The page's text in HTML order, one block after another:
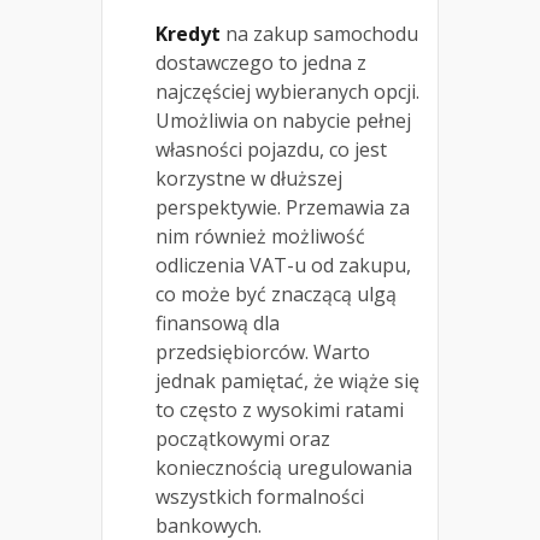
Kredyt na zakup samochodu
dostawczego to jedna z
najczęściej wybieranych opcji.
Umożliwia on nabycie pełnej
własności pojazdu, co jest
korzystne w dłuższej
perspektywie. Przemawia za
nim również możliwość
odliczenia VAT-u od zakupu,
co może być znaczącą ulgą
finansową dla
przedsiębiorców. Warto
jednak pamiętać, że wiąże się
to często z wysokimi ratami
początkowymi oraz
koniecznością uregulowania
wszystkich formalności
bankowych.